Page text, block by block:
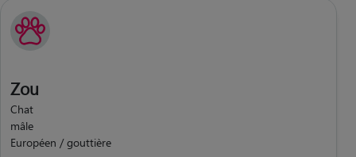
Zou
Chat
mâle
Européen / gouttière